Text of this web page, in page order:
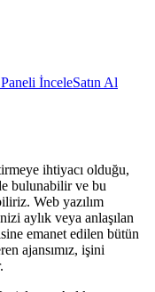
İnceleSatın Al
ihtiyacı olduğu,
bulunabilir ve bu
Web yazılım
aylık veya anlaşılan
emanet edilen bütün
ajansımız, işini